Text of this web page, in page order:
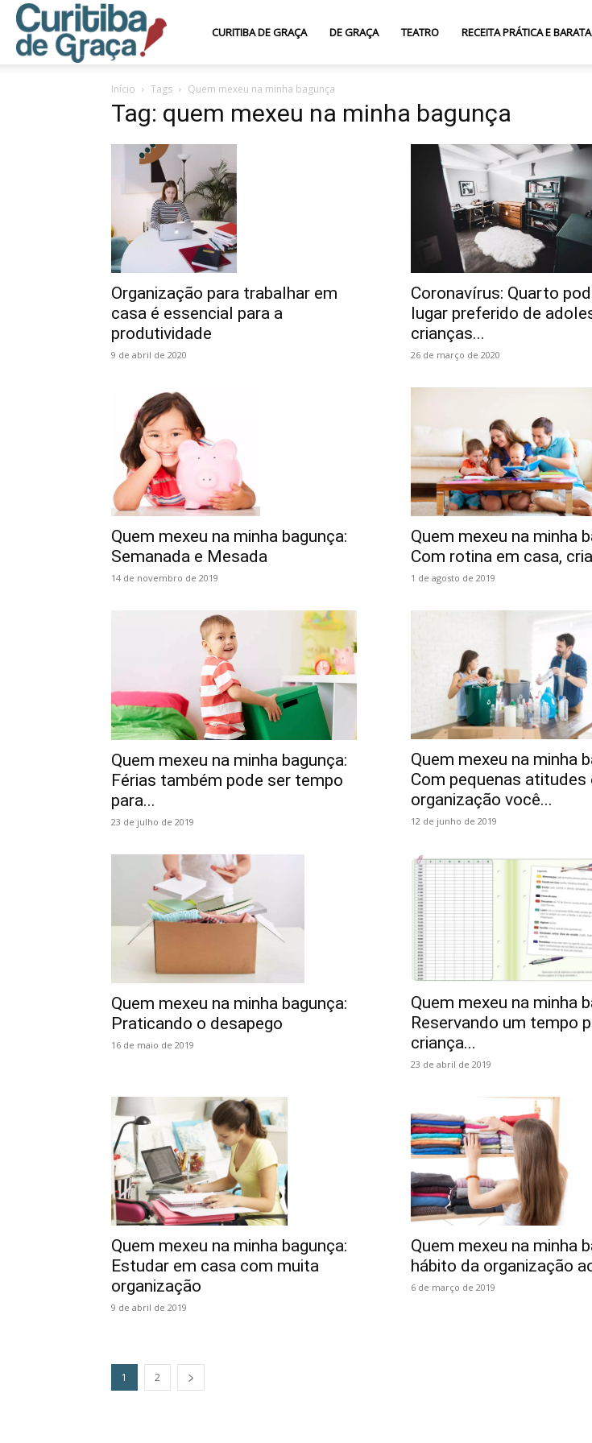
Curitiba
de
Graça
CURITIBA DE GRAÇA DE GRAÇA TEATRO RECEITA PRÁTICA E BARATA
Início Tags Quem mexeu na minha bagunça
Tag: quem mexeu na minha bagunça
Organização para trabalhar em
casa é essencial para a
produtividade
9 de abril de 2020
Coronavírus: Quarto
lugar preferido de
crianças...
26 de março de 2020
Quem mexeu na minha bagunça:
Semanada e Mesada
14 de novembro de 2019
Quem mexeu na minha
Com rotina em casa,
1 de agosto de 2019
Quem mexeu na minha bagunça:
Férias também pode ser tempo
para...
23 de julho de 2019
Quem mexeu na minha
Com pequenas atitudes
organização você...
12 de junho de 2019
Quem mexeu na minha bagunça:
Praticando o desapego
16 de maio de 2019
Quem mexeu na minha
Reservando um tempo
criança...
23 de abril de 2019
Quem mexeu na minha bagunça:
Estudar em casa com muita
organização
9 de abril de 2019
Quem mexeu na minha
hábito da organização
6 de março de 2019
1 2